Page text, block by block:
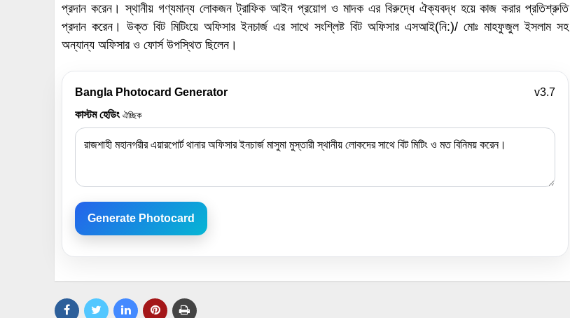
প্রদান করেন। স্থানীয় গণ্যমান্য লোকজন ট্রাফিক আইন প্রয়োগ ও মাদক এর বিরুদ্ধে ঐক্যবদ্ধ হয়ে কাজ করার প্রতিশ্রুতি
প্রদান করেন। উক্ত বিট মিটিংয়ে অফিসার ইনচার্জ এর সাথে সংশ্লিষ্ট বিট অফিসার এসআই(নি:)/ মোঃ মাহফুজুল ইসলাম সহ
অন্যান্য অফিসার ও ফোর্স উপস্থিত ছিলেন।
Bangla Photocard Generator
v3.7
কাস্টম হেডিং ঐচ্ছিক
Generate Photocard